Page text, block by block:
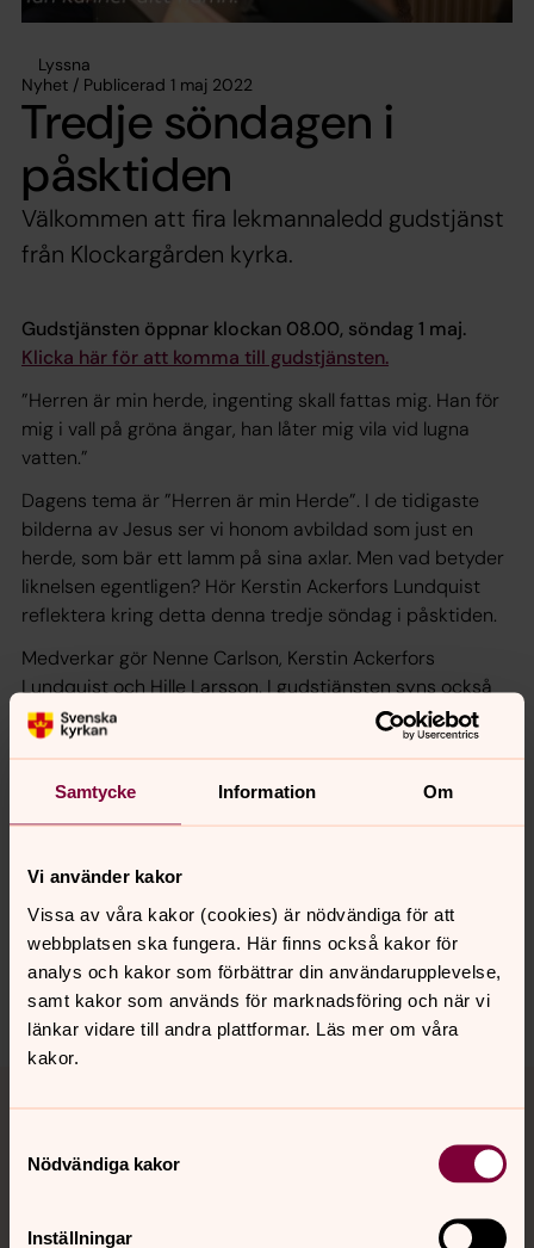
Samtycke Information Om
Vi använder kakor
Vissa av våra kakor (cookies) är nödvändiga för att
webbplatsen ska fungera. Här finns också kakor för
analys och kakor som förbättrar din användarupplevelse,
samt kakor som används för marknadsföring och när vi
länkar vidare till andra plattformar. Läs mer om våra
kakor.
Nödvändiga kakor
Inställningar
Lyssna
Nyhet / Publicerad 1 maj 2022
Tredje söndagen i
påsktiden
Välkommen att fira lekmannaledd gudstjänst
från Klockargården kyrka.
Gudstjänsten öppnar klockan 08.00, söndag 1 maj.
Klicka här för att komma till gudstjänsten.
”Herren är min herde, ingenting skall fattas mig. Han för
mig i vall på gröna ängar, han låter mig vila vid lugna
vatten.”
Dagens tema är ”Herren är min Herde”. I de tidigaste
bilderna av Jesus ser vi honom avbildad som just en
herde, som bär ett lamm på sina axlar. Men vad betyder
liknelsen egentligen? Hör Kerstin Ackerfors Lundquist
reflektera kring detta denna tredje söndag i påsktiden.
Medverkar gör Nenne Carlson, Kerstin Ackerfors
Lundquist och Hille Larsson. I gudstjänsten syns också
ikoner som vid inspelningstillfället var utställda i kyrkan.
Ikonerna är målade av ikonmålargruppen i Borgs
Synpunkter eller frågor på sidans
innehåll?
norrkoping@svenskakyrkan.se
Dela